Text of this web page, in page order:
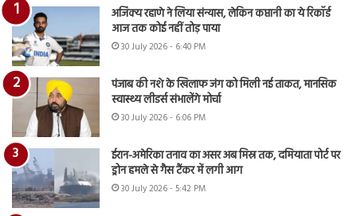
अजिंक्य रहाणे ने लिया संन्यास, लेकिन कप्तानी का ये रिकॉर्ड
आज तक कोई नहीं तोड़ पाया
30 July 2026 - 6:40 PM
पंजाब की नशे के खिलाफ जंग को मिली नई ताकत, मानसिक
स्वास्थ्य लीडर्स संभालेंगे मोर्चा
30 July 2026 - 6:06 PM
ईरान-अमेरिका तनाव का असर अब मिस्र तक, दमियाता पोर्ट पर
ड्रोन हमले से गैस टैंकर में लगी आग
30 July 2026 - 5:42 PM